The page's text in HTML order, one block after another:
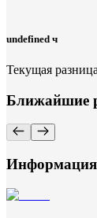
undefined ч
Текущая
Ближайшие
Информация